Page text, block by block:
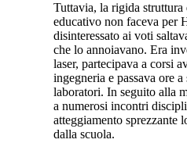
Tuttavia, la rigida struttura
educativo non faceva per
disinteressato ai voti
che lo annoiavano. Era
laser, partecipava a corsi
ingegneria e passava ore
laboratori. In seguito alla
a numerosi incontri
atteggiamento sprezzante
dalla scuola.